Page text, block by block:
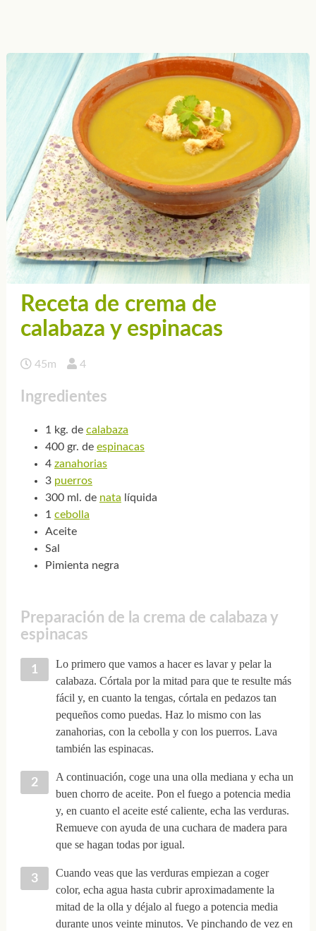
Receta de crema de
calabaza y espinacas
45m 4
Ingredientes
1 kg. de calabaza
400 gr. de espinacas
4 zanahorias
3 puerros
300 ml. de nata líquida
1 cebolla
Aceite
Sal
Pimienta negra
Preparación de la crema de calabaza y
espinacas
Lo primero que vamos a hacer es lavar y pelar la
calabaza. Córtala por la mitad para que te resulte más
fácil y, en cuanto la tengas, córtala en pedazos tan
pequeños como puedas. Haz lo mismo con las
zanahorias, con la cebolla y con los puerros. Lava
también las espinacas.
A continuación, coge una una olla mediana y echa un
buen chorro de aceite. Pon el fuego a potencia media
y, en cuanto el aceite esté caliente, echa las verduras.
Remueve con ayuda de una cuchara de madera para
que se hagan todas por igual.
Cuando veas que las verduras empiezan a coger
color, echa agua hasta cubrir aproximadamente la
mitad de la olla y déjalo al fuego a potencia media
durante unos veinte minutos. Ve pinchando de vez en